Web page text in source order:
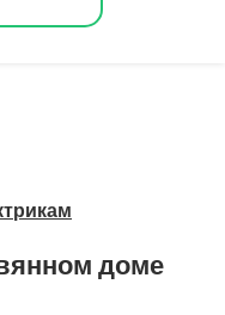
доме